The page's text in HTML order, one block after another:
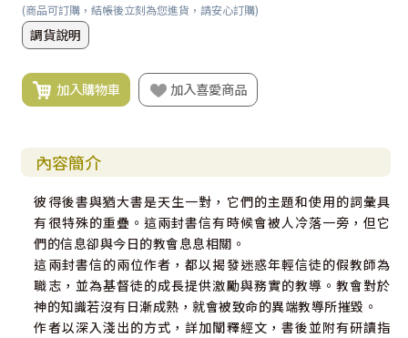
(商品可訂購，結帳後立刻為您進貨，請安心訂購)
調貨說明
加入購物車 加入喜愛商品
內容簡介
彼得後書與猶大書是天生一對，它們的主題和使用的詞彙具
有很特殊的重疊。這兩封書信有時候會被人冷落一旁，但它
們的信息卻與今日的教會息息相關。
這兩封書信的兩位作者，都以揭發迷惑年輕信徒的假教師為
職志，並為基督徒的成長提供激勵與務實的教導。教會對於
神的知識若沒有日漸成熟，就會被致命的異端教導所摧毀。
作者以深入淺出的方式，詳加闡釋經文，書後並附有研讀指